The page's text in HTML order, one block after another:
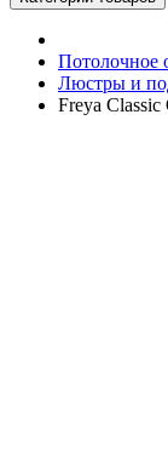
Потолочное
Люстры и
Freya